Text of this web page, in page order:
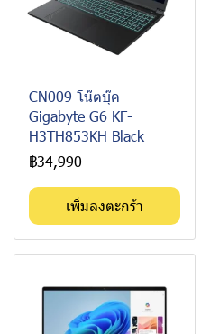
CN009 โน๊ตบุ๊ค
Gigabyte G6 KF-
H3TH853KH Black
฿34,990
เพิ่มลงตะกร้า